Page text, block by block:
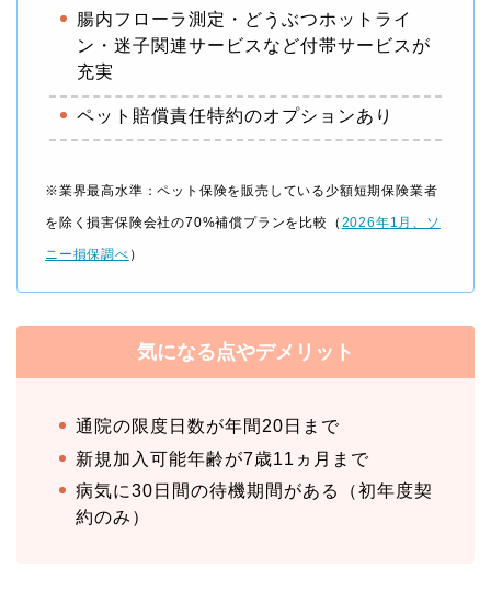
腸内フローラ測定・どうぶつホットライ
ン・迷子関連サービスなど付帯サービスが
充実
ペット賠償責任特約のオプションあり
※業界最高水準：ペット保険を販売している少額短期保険業者
を除く損害保険会社の70%補償プランを比較（ 2026年1月、ソ
ニー損保調べ ）
気になる点やデメリット
通院の限度日数が年間20日まで
新規加入可能年齢が7歳11ヵ月まで
病気に30日間の待機期間がある（初年度契
約のみ）